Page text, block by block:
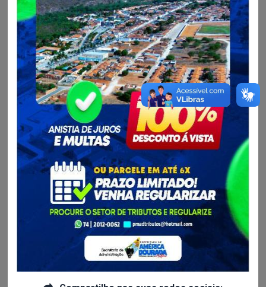
Objeto:
AQUISIÇÃO DE ALIMENTOS PERECÍVEIS E NÃO
PERECÍVEIS, PARA ATENDER ÀS DEMANDAS DA
MERENDA ESCOLAR DO MUNICÍPIO DE AMÉRICA
DOURADA/BA.
Nº da Licitação:
004/2025
Publicado em:
06/03/2025 às 12h56
Realização em:
01/04/2025 às 14h30
Processo Administrtivo:
Valor Licitado: